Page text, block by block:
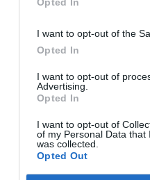
I want to opt-out of the
Opted In
I want to opt-out of
Advertising.
Opted In
I want to opt-out of
of my Personal Data that
was collected.
Opted Out